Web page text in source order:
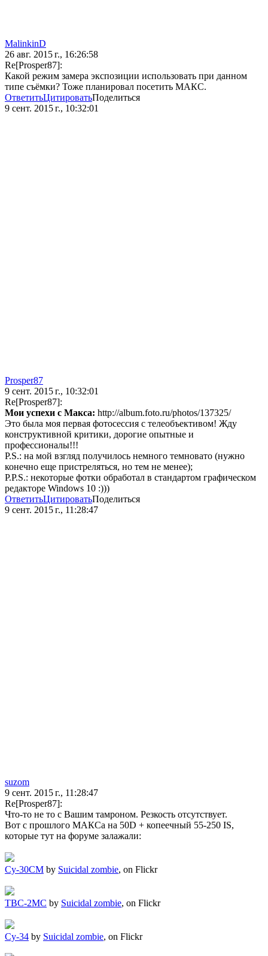
MalinkinD
26 авг. 2015 г., 16:26:58
Re[Prosper87]:
Какой режим замера экспозиции использовать при данном
типе съёмки? Тоже планировал посетить МАКС.
ОтветитьЦитироватьПоделиться
9 сент. 2015 г., 10:32:01
Prosper87
9 сент. 2015 г., 10:32:01
Re[Prosper87]:
Мои успехи с Макса: http://album.foto.ru/photos/137325/
Это была моя первая фотосессия с телеобъективом! Жду
конструктивной критики, дорогие опытные и
профессионалы!!!
P.S.: на мой взгляд получилось немного темновато (нужно
конечно еще пристреляться, но тем не менее);
P.P.S.: некоторые фотки обработал в стандартом графическом
редакторе Windows 10 :)))
ОтветитьЦитироватьПоделиться
9 сент. 2015 г., 11:28:47
suzom
9 сент. 2015 г., 11:28:47
Re[Prosper87]:
Что-то не то с Вашим тамроном. Резкость отсутствует.
Вот с прошлого МАКСа на 50D + копеечный 55-250 IS,
которые тут на форуме залажали:
Су-30СМ by Suicidal zombie, on Flickr
ТВС-2МС by Suicidal zombie, on Flickr
Су-34 by Suicidal zombie, on Flickr